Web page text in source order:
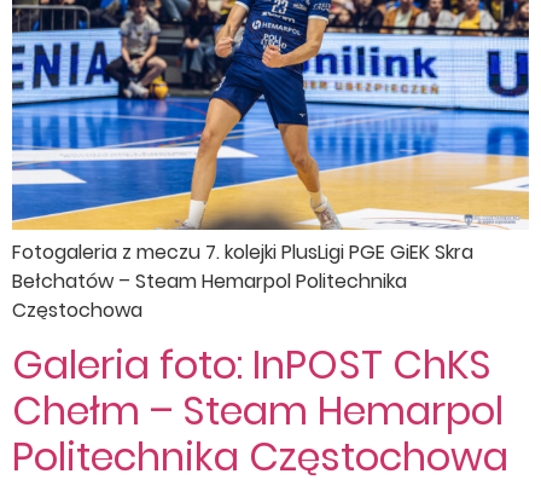
Fotogaleria z meczu 7. kolejki PlusLigi PGE GiEK Skra
Bełchatów – Steam Hemarpol Politechnika
Częstochowa
Galeria foto: InPOST ChKS
Chełm – Steam Hemarpol
Politechnika Częstochowa